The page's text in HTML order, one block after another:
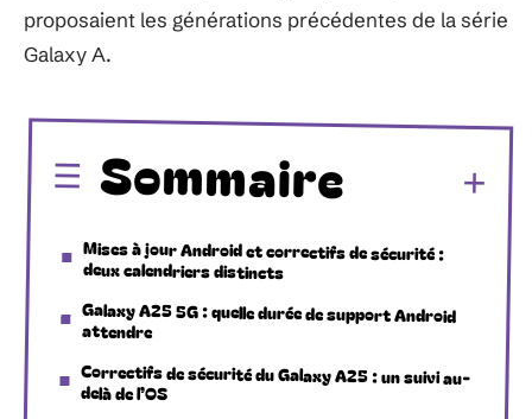
proposaient les générations précédentes de la série
Galaxy A.
Sommaire
Mises à jour Android et correctifs de sécurité :
deux calendriers distincts
Galaxy A25 5G : quelle durée de support Android
attendre
Correctifs de sécurité du Galaxy A25 : un suivi au-
delà de l’OS